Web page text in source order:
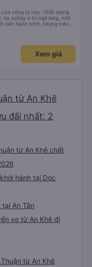
công ty này. Chất lượng
hạ xuống vị trí ngả lưng, một
bên hành trình, nhưng trên
một hướng, xe buýt bị trễ một
Rất thoải mái. (Chúng
về cùng ngày)Xem giá
từ An Khê
đãi nhất: 2
từ An Khê chất
hành tại Dọc
An Tân
xe từ An Khê đi
từ An Khê